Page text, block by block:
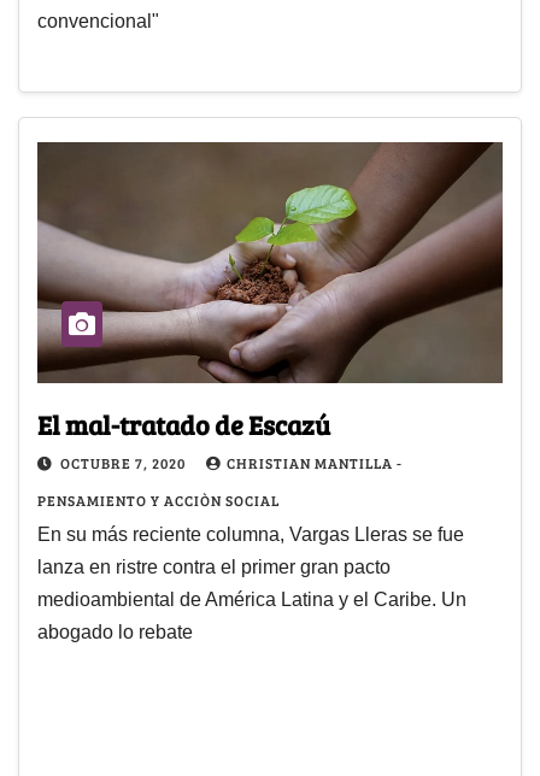
convencional"
El mal-tratado de Escazú
OCTUBRE 7, 2020
CHRISTIAN MANTILLA -
PENSAMIENTO Y ACCIÒN SOCIAL
En su más reciente columna, Vargas Lleras se fue
lanza en ristre contra el primer gran pacto
medioambiental de América Latina y el Caribe. Un
abogado lo rebate